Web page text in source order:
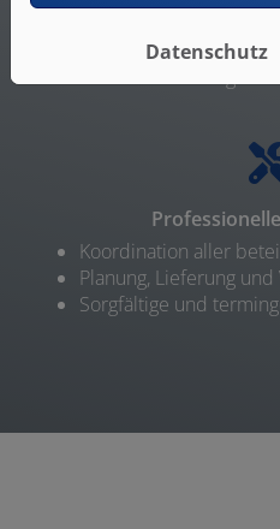
Bausubstanz
Trittschalldämmung
Koordination aller
Planung, Lieferung
Sorgfältige und
Datenschutz